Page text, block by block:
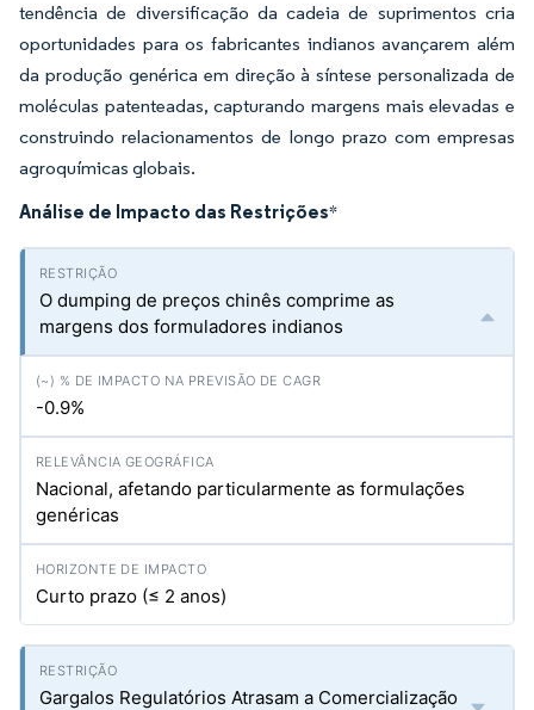
tendência de diversificação da cadeia de suprimentos cria
oportunidades para os fabricantes indianos avançarem além
da produção genérica em direção à síntese personalizada de
moléculas patenteadas, capturando margens mais elevadas e
construindo relacionamentos de longo prazo com empresas
agroquímicas globais.
Análise de Impacto das Restrições*
O dumping de preços chinês comprime as
margens dos formuladores indianos
-0.9%
Nacional, afetando particularmente as formulações
genéricas
Curto prazo (≤ 2 anos)
Gargalos Regulatórios Atrasam a Comercialização